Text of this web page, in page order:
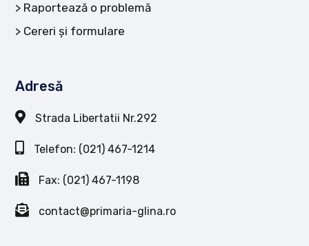
Raportează o problemă
Cereri și formulare
Adresă
Strada Libertatii Nr.292
Telefon: (021) 467-1214
Fax: (021) 467-1198
contact@primaria-glina.ro